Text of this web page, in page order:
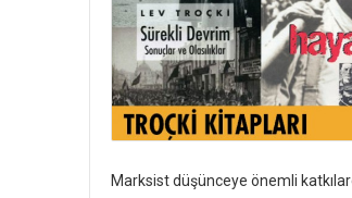
Marksist düşünceye önemli